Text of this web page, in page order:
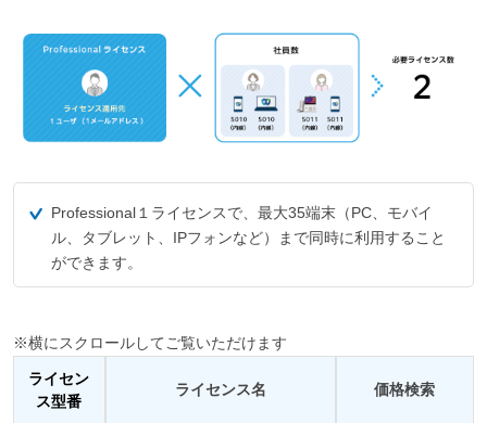
Professional１ライセンスで、最大35端末（PC、モバイ
ル、タブレット、IPフォンなど）まで同時に利用すること
ができます。
※横にスクロールしてご覧いただけます
ライセン
ス型番
ライセンス名 価格検索